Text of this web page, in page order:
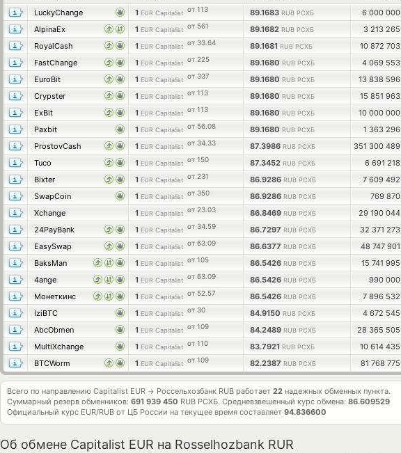
LuckyChange 1 EUR Capitalist от 113 89.1683 RUB РСХБ 6 000 000
AlpinaEx
1 EUR Capitalist от 561 89.1682 RUB РСХБ 3 213 265
RoyalCash
1 EUR Capitalist от 33.64 89.1681 RUB РСХБ 10 872 703
FastChange
1 EUR Capitalist от 225 89.1680 RUB РСХБ 4 069 553
EuroBit
1 EUR Capitalist от 337 89.1680 RUB РСХБ 13 838 596
Crypster
1 EUR Capitalist от 113 89.1680 RUB РСХБ 15 851 963
ExBit
1 EUR Capitalist от 113 89.1680 RUB РСХБ 10 000 000
Paxbit
1 EUR Capitalist от 56.08 89.1680 RUB РСХБ 1 363 296
ProstovCash
1 EUR Capitalist от 34.33 87.3986 RUB РСХБ 351 300 489
Tuco
1 EUR Capitalist от 150 87.3452 RUB РСХБ 6 691 218
Bixter
1 EUR Capitalist от 231 86.9286 RUB РСХБ 7 609 492
SwapCoin
1 EUR Capitalist от 350 86.9286 RUB РСХБ 769 870
Xchange
1 EUR Capitalist от 23.03 86.8469 RUB РСХБ 29 190 044
24PayBank
1 EUR Capitalist от 34.59 86.7297 RUB РСХБ 32 371 273
EasySwap
1 EUR Capitalist от 63.09 86.6377 RUB РСХБ 48 747 901
BaksMan
1 EUR Capitalist от 105 86.5426 RUB РСХБ 15 741 995
4ange
1 EUR Capitalist от 63.09 86.5426 RUB РСХБ 990 000
Монеткинс
1 EUR Capitalist от 52.57 86.5426 RUB РСХБ 7 896 532
IziBTC
1 EUR Capitalist от 30 84.9150 RUB РСХБ 4 672 545
AbcObmen
1 EUR Capitalist от 109 84.2489 RUB РСХБ 28 365 505
MultiXchange
1 EUR Capitalist от 110 83.7921 RUB РСХБ 10 614 435
BTCWorm
1 EUR Capitalist от 109 82.2387 RUB РСХБ 81 768 775
Всего по направлению Capitalist EUR → Россельхозбанк RUB работает 22 надежных обменных пункта.
Суммарный резерв обменников: 691 939 450 RUB РСХБ. Средневзвешенный курс обмена: 86.609529
Официальный курс EUR/RUB от ЦБ России на текущее время составляет 94.836600
Об обмене Capitalist EUR на Rosselhozbank RUR